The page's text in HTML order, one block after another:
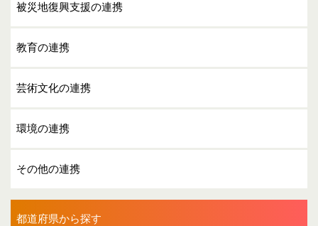
被災地復興支援の連携
教育の連携
芸術文化の連携
環境の連携
その他の連携
都道府県から探す